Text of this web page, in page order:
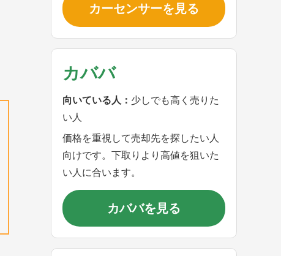
カーセンサーを見る
カババ
向いている人： 少しでも高く売りた
い人
価格を重視して売却先を探したい人
向けです。下取りより高値を狙いた
い人に合います。
カババを見る